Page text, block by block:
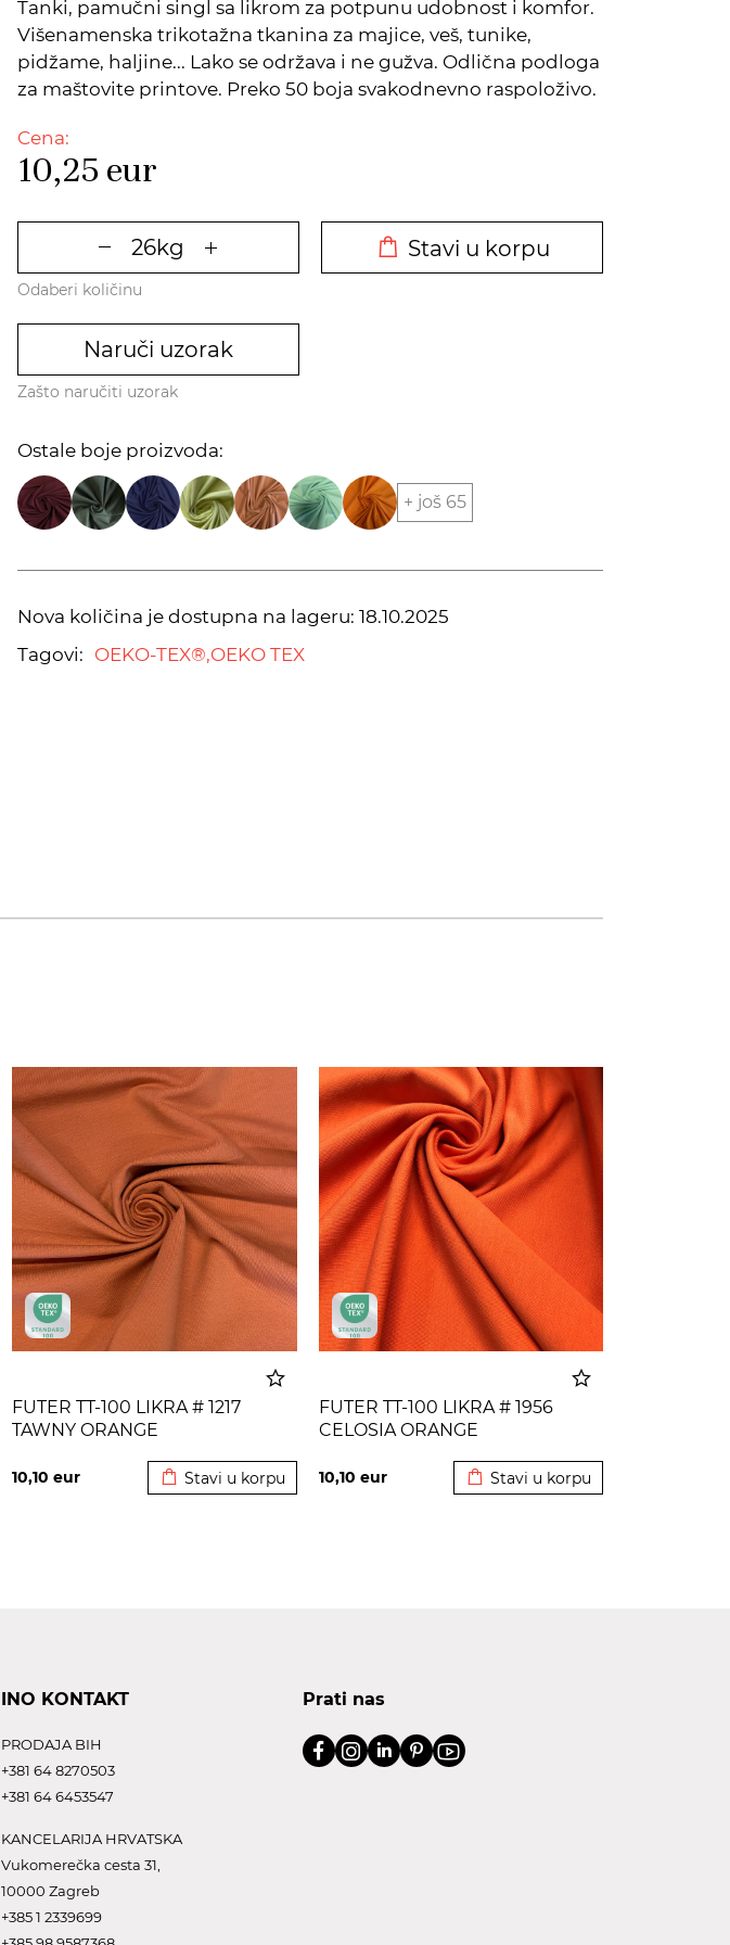
Tanki, pamučni singl sa likrom za potpunu udobnost i komfor.
Višenamenska trikotažna tkanina za majice, veš, tunike,
pidžame, haljine... Lako se održava i ne gužva. Odlična podloga
za maštovite printove. Preko 50 boja svakodnevno raspoloživo.
Cena:
10,25 eur
Stavi u korpu
Odaberi količinu
Naruči uzorak
Zašto naručiti uzorak
Ostale boje proizvoda:
+ još 65
Nova količina je dostupna na lageru: 18.10.2025
Tagovi: OEKO-TEX®,OEKO TEX
FUTER TT-100 LIKRA # 1217
TAWNY ORANGE
10,10 eur Stavi u korpu
FUTER TT-100 LIKRA # 1956
CELOSIA ORANGE
10,10 eur Stavi u korpu
INO KONTAKT
PRODAJA BIH
+381 64 8270503
+381 64 6453547
KANCELARIJA HRVATSKA
Vukomerečka cesta 31,
10000 Zagreb
+385 1 2339699
Prati nas